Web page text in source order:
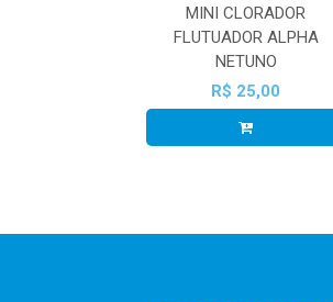
MINI CLORADOR
FLUTUADOR ALPHA
NETUNO
R$ 25,00